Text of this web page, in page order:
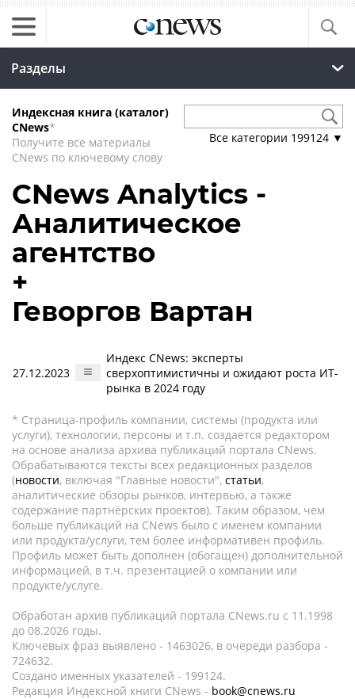
Разделы
Индексная книга (каталог)
CNews*
Получите все материалы
CNews по ключевому слову
Все категории 199124 ▼
CNews Analytics -
Аналитическое
агентство
+
Геворгов Вартан
27.12.2023
Индекс CNews: эксперты
сверхоптимистичны и ожидают роста ИТ-
рынка в 2024 году
* Страница-профиль компании, системы (продукта или
услуги), технологии, персоны и т.п. создается редактором
на основе анализа архива публикаций портала CNews.
Обрабатываются тексты всех редакционных разделов
(новости, включая "Главные новости", статьи,
аналитические обзоры рынков, интервью, а также
содержание партнёрских проектов). Таким образом, чем
больше публикаций на CNews было с именем компании
или продукта/услуги, тем более информативен профиль.
Профиль может быть дополнен (обогащен) дополнительной
информацией, в т.ч. презентацией о компании или
продукте/услуге.
Обработан архив публикаций портала CNews.ru c 11.1998
до 08.2026 годы.
Ключевых фраз выявлено - 1463026, в очереди разбора -
724632.
Создано именных указателей - 199124.
Редакция Индексной книги CNews - book@cnews.ru